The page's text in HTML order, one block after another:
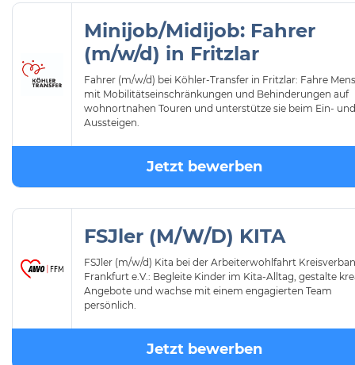
Minijob/Midijob: Fahrer
(m/w/d) in Fritzlar
Fahrer (m/w/d) bei Köhler-Transfer in Fritzlar: Fahre
mit Mobilitätseinschränkungen und Behinderungen auf
wohnortnahen Touren und unterstütze sie beim Ein- und
Aussteigen.
Jetzt bewerben
FSJler (M/W/D) KITA
FSJler (m/w/d) Kita bei der Arbeiterwohlfahrt
Frankfurt e.V.: Begleite Kinder im Kita-Alltag, gestalte
Angebote und wachse mit einem engagierten Team
persönlich.
Jetzt bewerben